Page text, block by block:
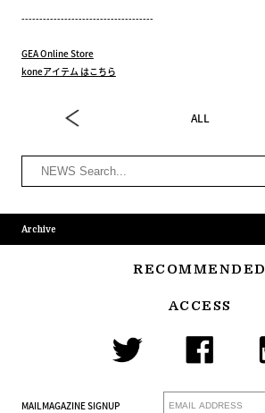
-------------------------------------
GEA Online Store
koneアイテム はこちら
ALL
Archive
RECOMMENDED
ACCESS
MAILMAGAZINE SIGNUP